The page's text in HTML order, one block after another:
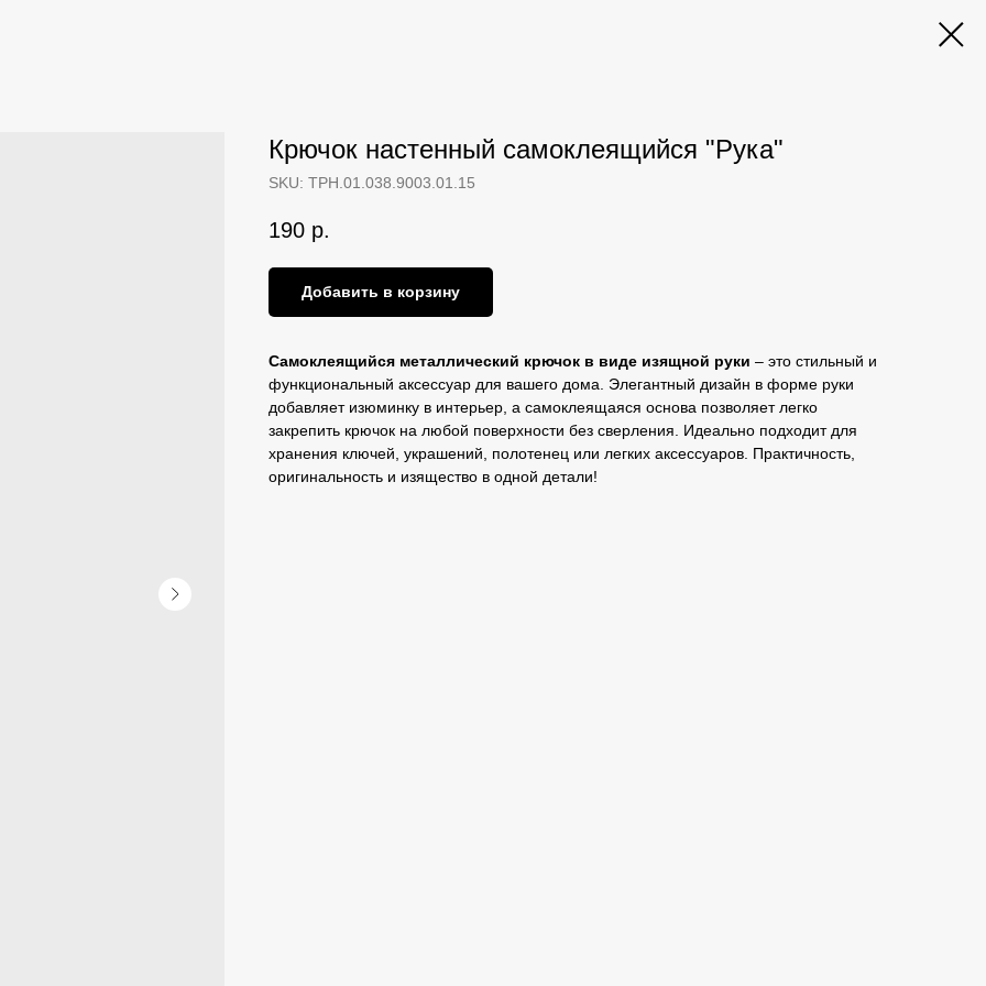
Крючок настенный самоклеящийся "Рука"
SKU: ТРН.01.038.9003.01.15
190 р.
Добавить в корзину
Самоклеящийся металлический крючок в виде изящной руки – это стильный и
функциональный аксессуар для вашего дома. Элегантный дизайн в форме руки
добавляет изюминку в интерьер, а самоклеящаяся основа позволяет легко
закрепить крючок на любой поверхности без сверления. Идеально подходит для
хранения ключей, украшений, полотенец или легких аксессуаров. Практичность,
оригинальность и изящество в одной детали!